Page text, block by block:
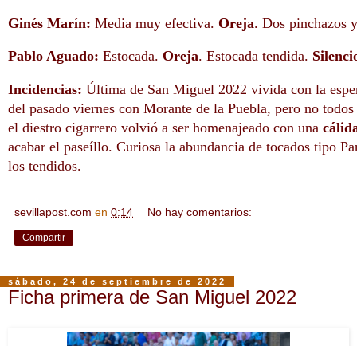
Ginés Marín: Media muy efectiva. Oreja. Dos pinchazos
Pablo Aguado: Estocada. Oreja. Estocada tendida.
Incidencias: Última de San Miguel 2022 vivida con la
del pasado viernes con Morante de la Puebla, pero no
el diestro cigarrero volvió a ser homenajeado con una
acabar el paseíllo. Curiosa la abundancia de tocados tipo
los tendidos.
sevillapost.com en 0:14 No hay comentarios:
Compartir
sábado, 24 de septiembre de 2022
Ficha primera de San Miguel 2022